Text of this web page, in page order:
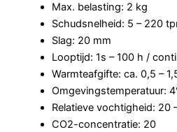
Max. belasting: 2 kg
Schudsnelheid: 5 – 220
Slag: 20 mm
Looptijd: 1s – 100 h /
Warmteafgifte: ca. 0,5 –
Omgevingstemperatuur:
Relatieve vochtigheid: 20
CO2-concentratie: 20